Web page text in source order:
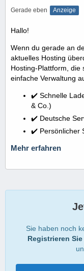
Gerade eben Anzeige
Hallo!
Wenn du gerade an
aktuelles Hosting
Hosting-Plattform, die
einfache Verwaltung
✔️ Schnelle
& Co.)
✔️ Deutsche
✔️ Persönlicher
Mehr erfahren
Sie haben noch
Registrieren